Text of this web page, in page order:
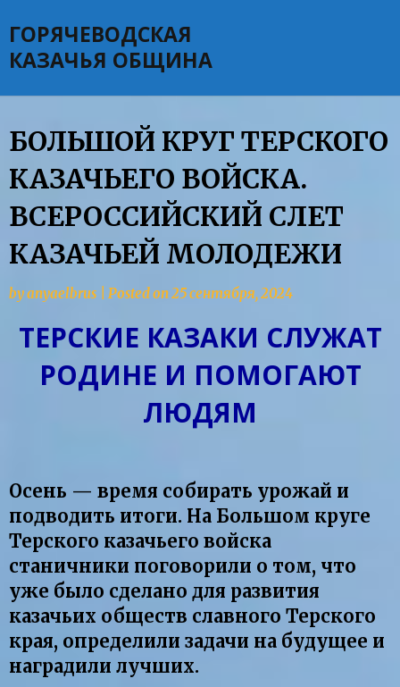
to
content
ГОРЯЧЕВОДСКАЯ
КАЗАЧЬЯ ОБЩИНА
БОЛЬШОЙ КРУГ ТЕРСКОГО
КАЗАЧЬЕГО ВОЙСКА.
ВСЕРОССИЙСКИЙ СЛЕТ
КАЗАЧЬЕЙ МОЛОДЕЖИ
byanyaelbrus Posted on25 сентября, 2024
ТЕРСКИЕ КАЗАКИ СЛУЖАТ
РОДИНЕ И ПОМОГАЮТ
ЛЮДЯМ
Осень — время собирать урожай и
подводить итоги. На Большом круге
Терского казачьего войска
станичники поговорили о том, что
уже было сделано для развития
казачьих обществ славного Терского
края, определили задачи на будущее и
наградили лучших.